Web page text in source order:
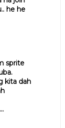
he he
sprite
kita dah